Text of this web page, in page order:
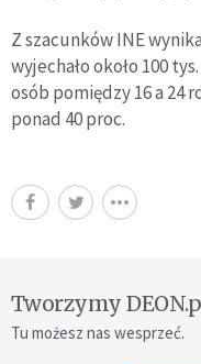
Z szacunków INE
wyjechało około 100
osób pomiędzy 16 a 24
ponad 40 proc.
Tworzymy
Tu możesz nas wesprzeć.